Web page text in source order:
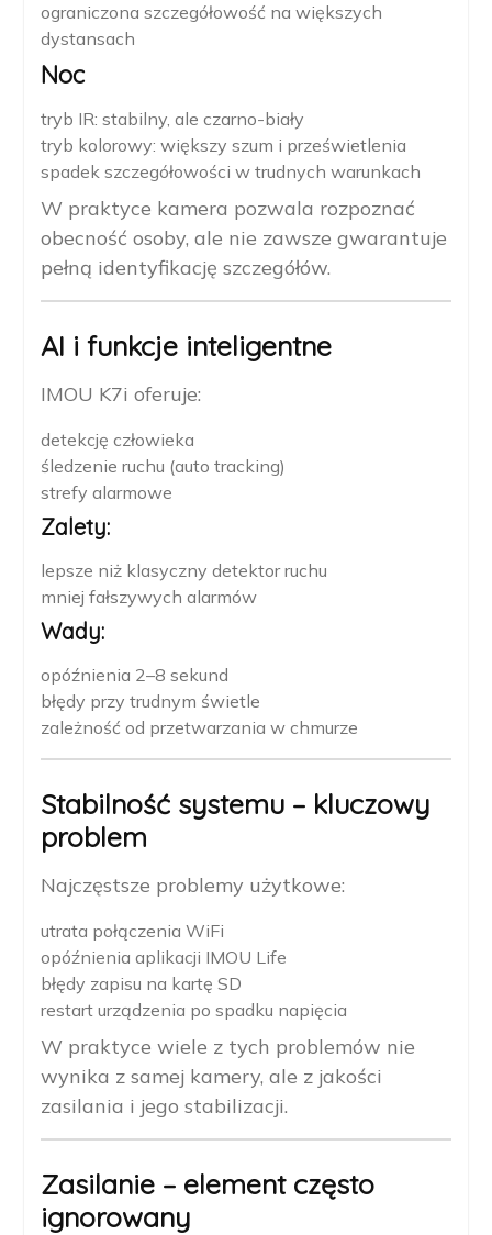
ograniczona szczegółowość na większych
dystansach
Noc
tryb IR: stabilny, ale czarno-biały
tryb kolorowy: większy szum i prześwietlenia
spadek szczegółowości w trudnych warunkach
W praktyce kamera pozwala rozpoznać
obecność osoby, ale nie zawsze gwarantuje
pełną identyfikację szczegółów.
AI i funkcje inteligentne
IMOU K7i oferuje:
detekcję człowieka
śledzenie ruchu (auto tracking)
strefy alarmowe
Zalety:
lepsze niż klasyczny detektor ruchu
mniej fałszywych alarmów
Wady:
opóźnienia 2–8 sekund
błędy przy trudnym świetle
zależność od przetwarzania w chmurze
Stabilność systemu – kluczowy
problem
Najczęstsze problemy użytkowe:
utrata połączenia WiFi
opóźnienia aplikacji IMOU Life
błędy zapisu na kartę SD
restart urządzenia po spadku napięcia
W praktyce wiele z tych problemów nie
wynika z samej kamery, ale z jakości
zasilania i jego stabilizacji.
Zasilanie – element często
ignorowany